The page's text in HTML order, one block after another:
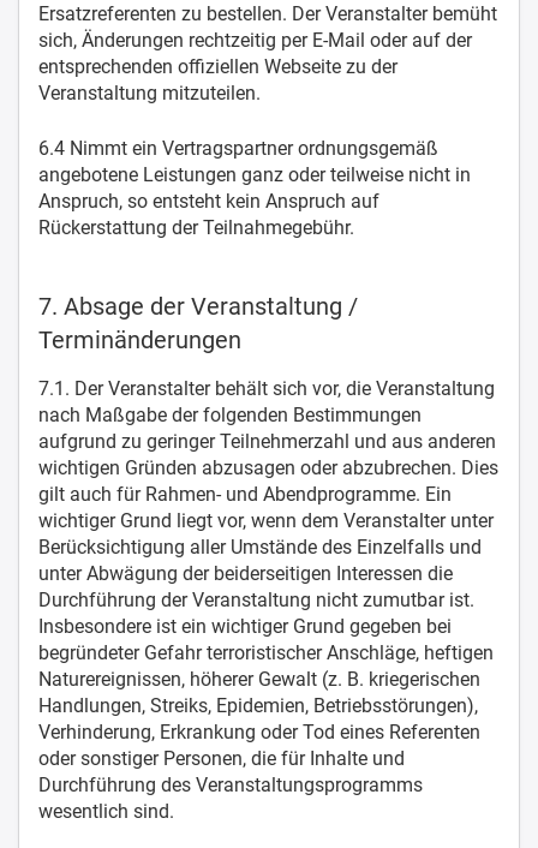
Ersatzreferenten zu bestellen. Der Veranstalter bemüht
sich, Änderungen rechtzeitig per E-Mail oder auf der
entsprechenden offiziellen Webseite zu der
Veranstaltung mitzuteilen.
6.4 Nimmt ein Vertragspartner ordnungsgemäß
angebotene Leistungen ganz oder teilweise nicht in
Anspruch, so entsteht kein Anspruch auf
Rückerstattung der Teilnahmegebühr.
7. Absage der Veranstaltung /
Terminänderungen
7.1. Der Veranstalter behält sich vor, die Veranstaltung
nach Maßgabe der folgenden Bestimmungen
aufgrund zu geringer Teilnehmerzahl und aus anderen
wichtigen Gründen abzusagen oder abzubrechen. Dies
gilt auch für Rahmen- und Abendprogramme. Ein
wichtiger Grund liegt vor, wenn dem Veranstalter unter
Berücksichtigung aller Umstände des Einzelfalls und
unter Abwägung der beiderseitigen Interessen die
Durchführung der Veranstaltung nicht zumutbar ist.
Insbesondere ist ein wichtiger Grund gegeben bei
begründeter Gefahr terroristischer Anschläge, heftigen
Naturereignissen, höherer Gewalt (z. B. kriegerischen
Handlungen, Streiks, Epidemien, Betriebsstörungen),
Verhinderung, Erkrankung oder Tod eines Referenten
oder sonstiger Personen, die für Inhalte und
Durchführung des Veranstaltungsprogramms
wesentlich sind.